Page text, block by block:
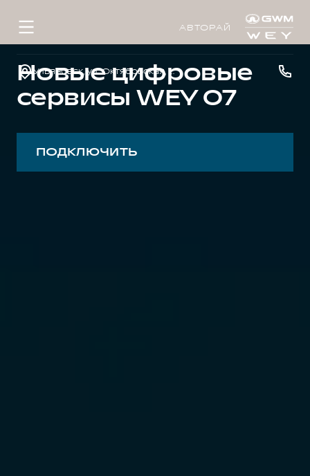
АВТОРАЙ
Ульяновск, ул. Октябрьская, д. 22л
Новые цифровые
сервисы WEY 07
ПОДКЛЮЧИТЬ